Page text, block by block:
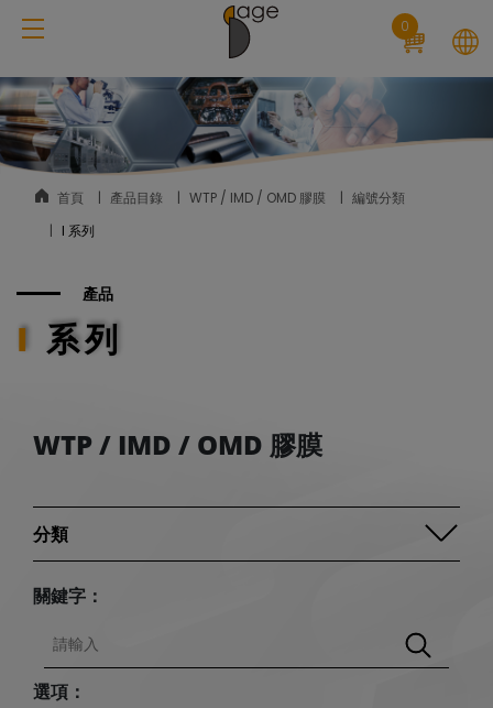
0
首頁 產品目錄 WTP / IMD / OMD 膠膜
編號分類
I 系列
產品
I 系列
WTP / IMD / OMD 膠膜
圖紋分類
編號分類
關鍵字：
選項：
Cookie管理面板